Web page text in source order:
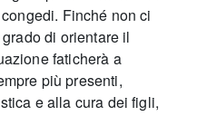
Finché non ci
di orientare il
faticherà a
più presenti,
e alla cura dei figli,